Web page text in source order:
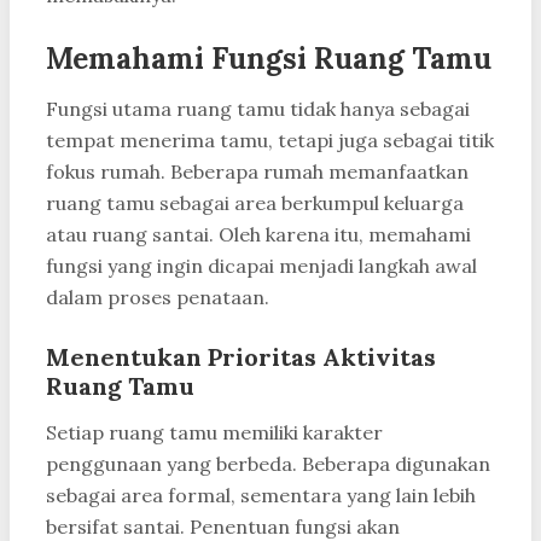
Memahami Fungsi Ruang Tamu
Fungsi utama ruang tamu tidak hanya sebagai
tempat menerima tamu, tetapi juga sebagai titik
fokus rumah. Beberapa rumah memanfaatkan
ruang tamu sebagai area berkumpul keluarga
atau ruang santai. Oleh karena itu, memahami
fungsi yang ingin dicapai menjadi langkah awal
dalam proses penataan.
Menentukan Prioritas Aktivitas
Ruang Tamu
Setiap ruang tamu memiliki karakter
penggunaan yang berbeda. Beberapa digunakan
sebagai area formal, sementara yang lain lebih
bersifat santai. Penentuan fungsi akan